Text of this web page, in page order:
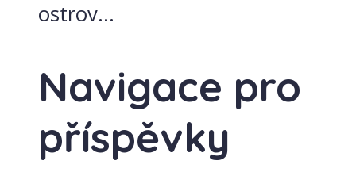
ostrov...
Navigace pro
příspěvky